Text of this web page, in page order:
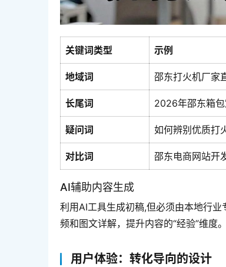
关键词类型 示例
地域词 邵东打火机厂家
长尾词 2026年邵东箱
疑问词 如何辨别优质打
对比词 邵东电商网站开
AI辅助内容生成
利用AI工具生成初稿,但必须由本地行
频和图文详解，提升内容的“经验”维度。
用户体验：转化导向的设计